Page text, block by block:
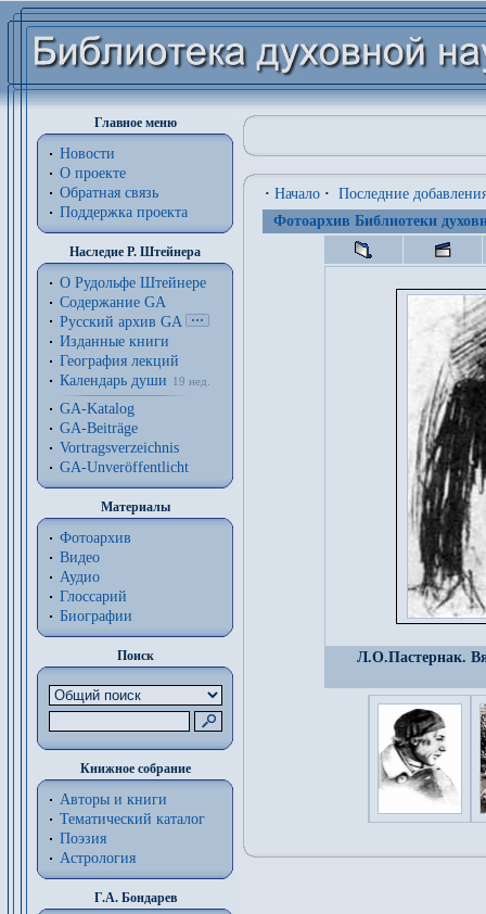
Главное меню
Новости
О проекте
Обратная связь
Поддержка проекта
Наследие Р. Штейнера
О Рудольфе Штейнере
Содержание GA
Русский архив GA
Изданные книги
География лекций
Календарь души
19 нед.
GA-Katalog
GA-Beiträge
Vortragsverzeichnis
GA-Unveröffentlicht
Материалы
Фотоархив
Видео
Аудио
Глоссарий
Биографии
Поиск
Книжное собрание
Авторы и книги
Тематический каталог
Поэзия
Астрология
Г.А. Бондарев
· Начало · Последние
Фотоархив Библиотеки
Л.О.Пастернак.